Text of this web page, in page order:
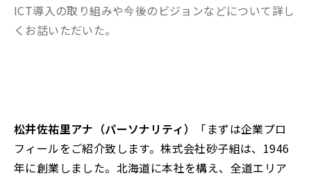
ICT導入の取り組みや今後のビジョンなどについて詳し
くお話いただいた。
松井佐祐里アナ（パーソナリティ）
「まずは企業プロ
フィールをご紹介致します。株式会社砂子組は、1946
年に創業しました。北海道に本社を構え、全道エリア